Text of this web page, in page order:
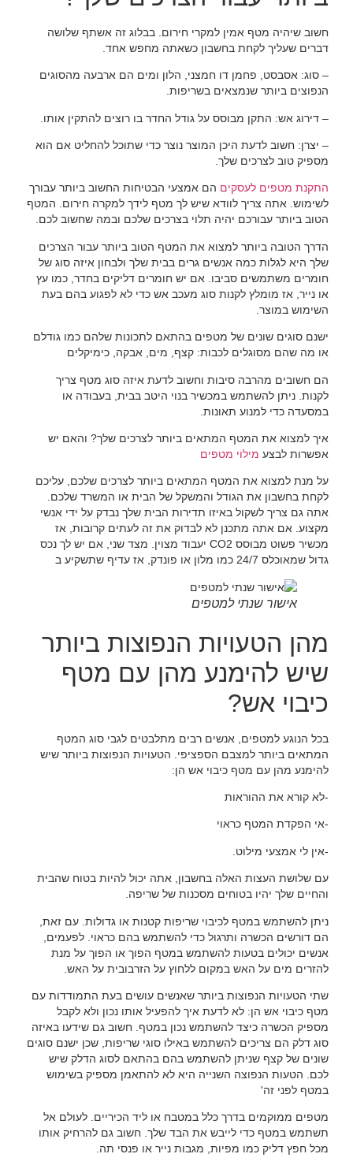
חשוב שיהיה מטף אמין למקרי חירום. בבלוג זה אשתף שלושה
דברים שעליך לקחת בחשבון כשאתה מחפש אחד.
– סוג: אסבסט, פחמן דו חמצני, הלון ומים הם ארבעה מהסוגים
הנפוצים ביותר שנמצאים בשריפות.
– דירוג אש: התקן מבוסס על גודל החדר בו רוצים להתקין אותו.
– יצרן: חשוב לדעת היכן המוצר נוצר כדי שתוכל להחליט אם הוא
מספיק טוב לצרכים שלך.
התקנת מטפים לעסקים הם אמצעי הבטיחות החשוב ביותר עבורך
לשימוש. אתה צריך לוודא שיש לך מטף לידך למקרה חירום. המטף
הטוב ביותר עבורכם יהיה תלוי בצרכים שלכם ובמה שחשוב לכם.
הדרך הטובה ביותר למצוא את המטף הטוב ביותר עבור הצרכים
שלך היא לגלות כמה אנשים גרים בבית שלך ולבחון איזה סוג של
חומרים משתמשים סביבו. אם יש חומרים דליקים בחדר, כמו עץ
או נייר, אז מומלץ לקנות סוג מעכב אש כדי לא לפגוע בהם בעת
השימוש במוצר.
ישנם סוגים שונים של מטפים בהתאם לתכונות שלהם כמו גודלם
או מה שהם מסוגלים לכבות: קצף, מים, אבקה, כימיקלים
הם חשובים מהרבה סיבות וחשוב לדעת איזה סוג מטף צריך
לקנות. ניתן להשתמש במכשיר בנוי היטב בבית, בעבודה או
במסעדה כדי למנוע תאונות.
איך למצוא את המטף המתאים ביותר לצרכים שלך? והאם יש
אפשרות לבצע מילוי מטפים
על מנת למצוא את המטף המתאים ביותר לצרכים שלכם, עליכם
לקחת בחשבון את הגודל והמשקל של הבית או המשרד שלכם.
אתה גם צריך לשקול באיזו תדירות הבית שלך נבדק על ידי אנשי
מקצוע. אם אתה מתכנן לא לבדוק את זה לעתים קרובות, אז
מכשיר פשוט מבוסס CO2 יעבוד מצוין. מצד שני, אם יש לך נכס
גדול שמאוכלס 24/7 כמו מלון או פונדק, אז עדיף שתשקיע ב
אישור שנתי למטפים
מהן הטעויות הנפוצות ביותר
שיש להימנע מהן עם מטף
כיבוי אש?
בכל הנוגע למטפים, אנשים רבים מתלבטים לגבי סוג המטף
המתאים ביותר למצבם הספציפי. הטעויות הנפוצות ביותר שיש
להימנע מהן עם מטף כיבוי אש הן:
-לא קורא את ההוראות
-אי הפקדת המטף כראוי
-אין לי אמצעי מילוט.
עם שלושת העצות האלה בחשבון, אתה יכול להיות בטוח שהבית
והחיים שלך יהיו בטוחים מסכנות של שריפה.
ניתן להשתמש במטף לכיבוי שריפות קטנות או גדולות. עם זאת,
הם דורשים הכשרה ותרגול כדי להשתמש בהם כראוי. לפעמים,
אנשים יכולים בטעות להשתמש במטף הפוך או הפוך על מנת
להזרים מים על האש במקום ללחוץ על הזרבובית על האש.
שתי הטעויות הנפוצות ביותר שאנשים עושים בעת התמודדות עם
מטף כיבוי אש הן: לא לדעת איך להפעיל אותו נכון ולא לקבל
מספיק הכשרה כיצד להשתמש נכון במטף. חשוב גם שידעו באיזה
סוג דלק הם צריכים להשתמש באילו סוגי שריפות, שכן ישנם סוגים
שונים של קצף שניתן להשתמש בהם בהתאם לסוג הדלק שיש
לכם. הטעות הנפוצה השנייה היא לא להתאמן מספיק בשימוש
במטף לפני זה'
מטפים ממוקמים בדרך כלל במטבח או ליד הכיריים. לעולם אל
תשתמש במטף כדי לייבש את הבד שלך. חשוב גם להרחיק אותו
מכל חפץ דליק כמו מפיות, מגבות נייר או פנסי תה.